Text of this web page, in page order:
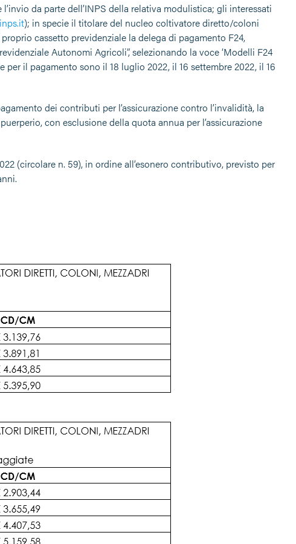
da parte dell’INPS della relativa modulistica; gli interessati
); in specie il titolare del nucleo coltivatore diretto/coloni
cassetto previdenziale la delega di pagamento F24,
Autonomi Agricoli”, selezionando la voce ‘Modelli F24
il pagamento sono il 18 luglio 2022, il 16 settembre 2022, il 16
dei contributi per l’assicurazione contro l’invalidità, la
con esclusione della quota annua per l’assicurazione
(circolare n. 59), in ordine all’esonero contributivo, previsto per